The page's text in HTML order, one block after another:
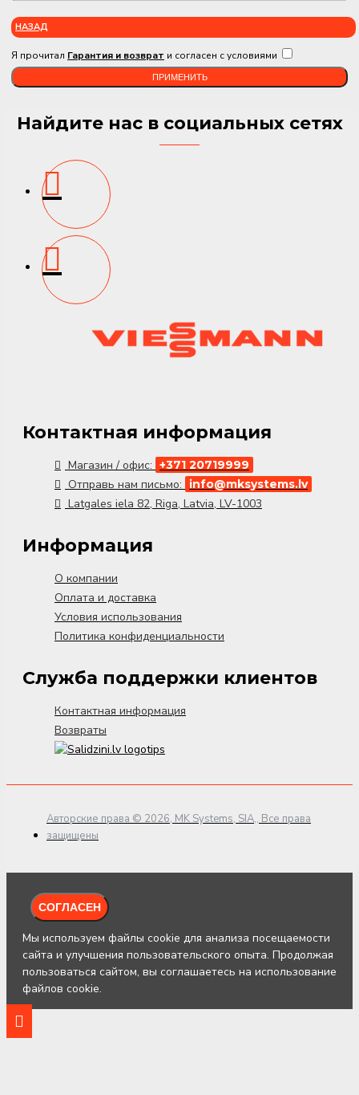
НАЗАД
Я прочитал Гарантия и возврат и согласен с условиями
ПРИМЕНИТЬ
Найдите нас в социальных сетях
Контактная информация
Магазин / офис: +371 20719999
Отправь нам письмо: info@mksystems.lv
Latgales iela 82, Riga, Latvia, LV-1003
Информация
О компании
Оплата и доставка
Условия использования
Политика конфиденциальности
Служба поддержки клиентов
Контактная информация
Возвраты
Авторские права © 2026, MK Systems, SIA,, Все права
защищены
СОГЛАСЕН
Мы используем файлы cookie для анализа посещаемости
сайта и улучшения пользовательского опыта. Продолжая
пользоваться сайтом, вы соглашаетесь на использование
файлов cookie.